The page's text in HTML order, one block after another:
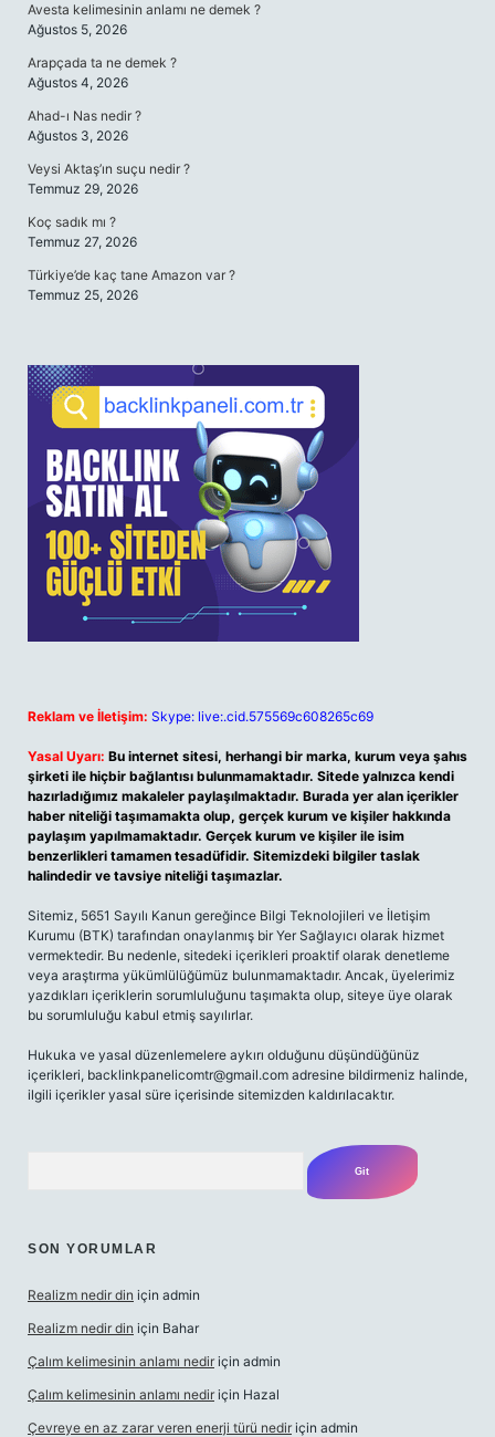
Avesta kelimesinin anlamı ne demek ?
Ağustos 5, 2026
Arapçada ta ne demek ?
Ağustos 4, 2026
Ahad-ı Nas nedir ?
Ağustos 3, 2026
Veysi Aktaş’ın suçu nedir ?
Temmuz 29, 2026
Koç sadık mı ?
Temmuz 27, 2026
Türkiye’de kaç tane Amazon var ?
Temmuz 25, 2026
Reklam ve İletişim: Skype: live:.cid.575569c608265c69
Yasal Uyarı: Bu internet sitesi, herhangi bir marka, kurum veya şahıs
şirketi ile hiçbir bağlantısı bulunmamaktadır. Sitede yalnızca kendi
hazırladığımız makaleler paylaşılmaktadır. Burada yer alan içerikler
haber niteliği taşımamakta olup, gerçek kurum ve kişiler hakkında
paylaşım yapılmamaktadır. Gerçek kurum ve kişiler ile isim
benzerlikleri tamamen tesadüfidir. Sitemizdeki bilgiler taslak
halindedir ve tavsiye niteliği taşımazlar.
Sitemiz, 5651 Sayılı Kanun gereğince Bilgi Teknolojileri ve İletişim
Kurumu (BTK) tarafından onaylanmış bir Yer Sağlayıcı olarak hizmet
vermektedir. Bu nedenle, sitedeki içerikleri proaktif olarak denetleme
veya araştırma yükümlülüğümüz bulunmamaktadır. Ancak, üyelerimiz
yazdıkları içeriklerin sorumluluğunu taşımakta olup, siteye üye olarak
bu sorumluluğu kabul etmiş sayılırlar.
Hukuka ve yasal düzenlemelere aykırı olduğunu düşündüğünüz
içerikleri, backlinkpanelicomtr@gmail.com adresine bildirmeniz halinde,
ilgili içerikler yasal süre içerisinde sitemizden kaldırılacaktır.
SON YORUMLAR
Realizm nedir din için admin
Realizm nedir din için Bahar
Çalım kelimesinin anlamı nedir için admin
Çalım kelimesinin anlamı nedir için Hazal
Çevreye en az zarar veren enerji türü nedir için admin